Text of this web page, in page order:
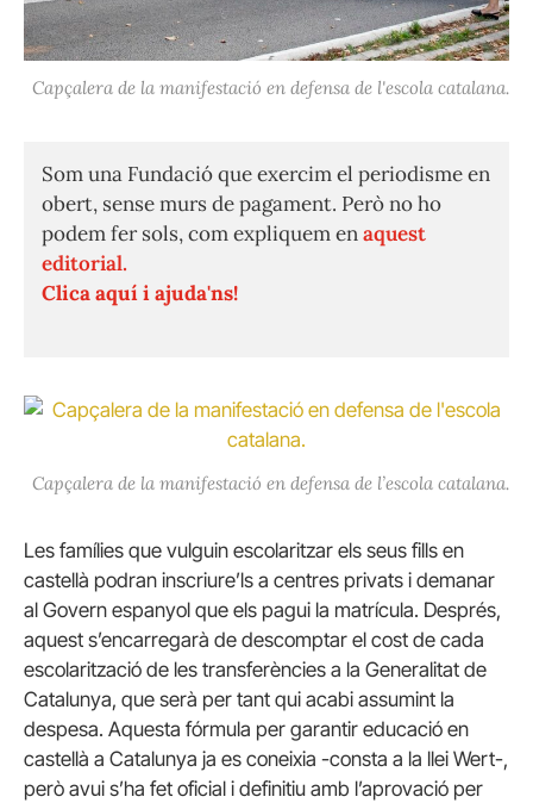
Capçalera de la manifestació en defensa de l'escola catalana.
Som una Fundació que exercim el periodisme en
obert, sense murs de pagament. Però no ho
podem fer sols, com expliquem enaquest
editorial.
Clica aquí i ajuda'ns!
Capçalera de la manifestació en defensa de l’escola catalana.
Les famílies que vulguin escolaritzar els seus fills en
castellà podran inscriure’ls a centres privats i demanar
al Govern espanyol que els pagui la matrícula. Després,
aquest s’encarregarà de descomptar el cost de cada
escolarització de les transferències a la Generalitat de
Catalunya, que serà per tant qui acabi assumint la
despesa. Aquesta fórmula per garantir educació en
castellà a Catalunya ja es coneixia -consta a la llei Wert-,
però avui s’ha fet oficial i definitiu amb l’aprovació per